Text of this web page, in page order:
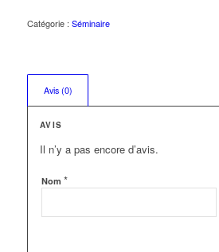
Catégorie : Séminaire
Avis (0)
AVIS
Il n’y a pas encore d’avis.
Nom *